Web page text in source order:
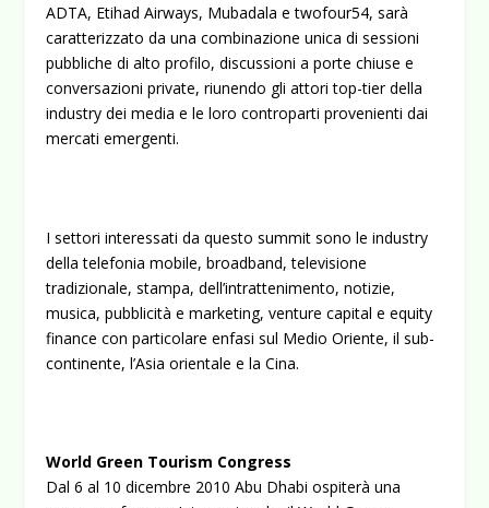
ADTA, Etihad Airways, Mubadala e twofour54, sarà
caratterizzato da una combinazione unica di sessioni
pubbliche di alto profilo, discussioni a porte chiuse e
conversazioni private, riunendo gli attori top-tier della
industry dei media e le loro controparti provenienti dai
mercati emergenti.
I settori interessati da questo summit sono le industry
della telefonia mobile, broadband, televisione
tradizionale, stampa, dell’intrattenimento, notizie,
musica, pubblicità e marketing, venture capital e equity
finance con particolare enfasi sul Medio Oriente, il sub-
continente, l’Asia orientale e la Cina.
World Green Tourism Congress
Dal 6 al 10 dicembre 2010 Abu Dhabi ospiterà una